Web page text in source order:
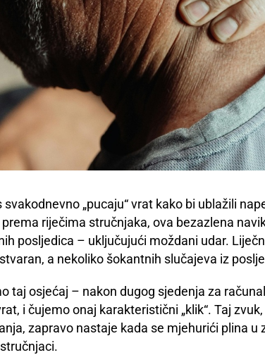
svakodnevno „pucaju“ vrat kako bi ublažili
riječima stručnjaka, ova bezazlena
posljedica – uključujući moždani udar.
a nekoliko šokantnih slučajeva iz
taj osjećaj – nakon dugog sjedenja za
i čujemo onaj karakteristični „klik“. Taj
zapravo nastaje kada se mjehurići plina u